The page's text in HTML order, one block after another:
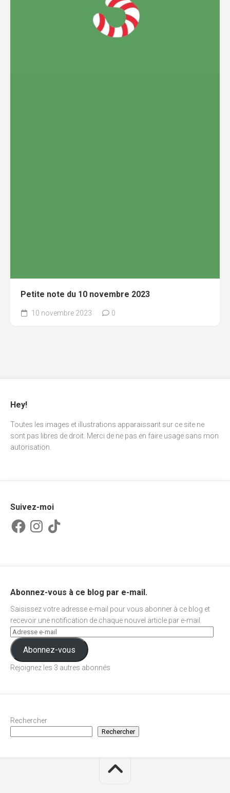
Petite note du 10 novembre 2023
10 novembre 2023 0
Hey!
Toutes les images et illustrations apparaissant sur ce site ne
sont pas libres de droit. Merci de ne pas en faire usage sans mon
autorisation.
Suivez-moi
FacebookInstagram
TikTok
Abonnez-vous à ce blog par e-mail.
Saisissez votre adresse e-mail pour vous abonner à ce blog et
recevoir une notification de chaque nouvel article par e-mail.
Abonnez-vous
Rejoignez les 3 autres abonnés
Rechercher
Rechercher